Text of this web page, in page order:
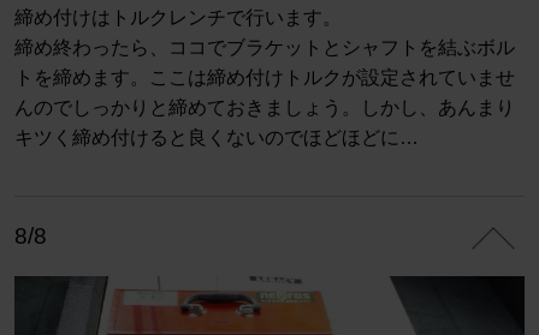
締め付けはトルクレンチで行います。
締め終わったら、ココでブラケットとシャフトを結ぶボル
トを締めます。ここは締め付けトルクが設定されていませ
んのでしっかりと締めておきましょう。しかし、あんまり
キツく締め付けると良くないのでほどほどに…
8/8